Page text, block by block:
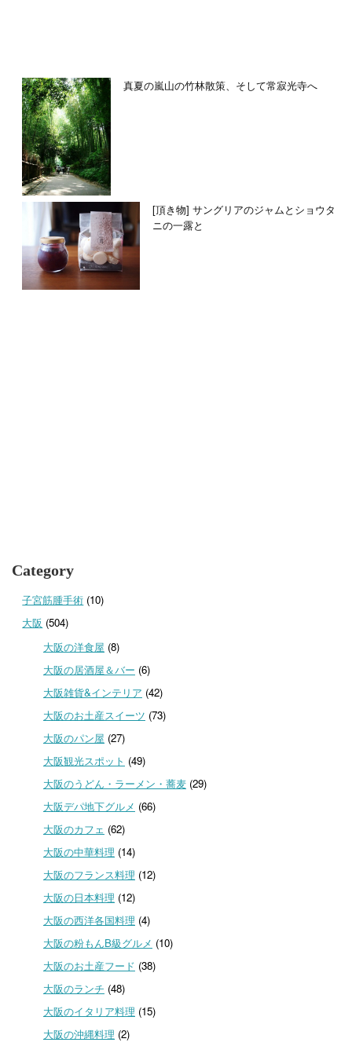
真夏の嵐山の竹林散策、そして常寂光寺へ
[頂き物] サングリアのジャムとショウタ
ニの一露と
Category
子宮筋腫手術 (10)
大阪 (504)
大阪の洋食屋 (8)
大阪の居酒屋＆バー (6)
大阪雑貨&インテリア (42)
大阪のお土産スイーツ (73)
大阪のパン屋 (27)
大阪観光スポット (49)
大阪のうどん・ラーメン・蕎麦(29)
大阪デパ地下グルメ (66)
大阪のカフェ (62)
大阪の中華料理 (14)
大阪のフランス料理 (12)
大阪の日本料理 (12)
大阪の西洋各国料理 (4)
大阪の粉もんB級グルメ (10)
大阪のお土産フード (38)
大阪のランチ (48)
大阪のイタリア料理 (15)
大阪の沖縄料理 (2)